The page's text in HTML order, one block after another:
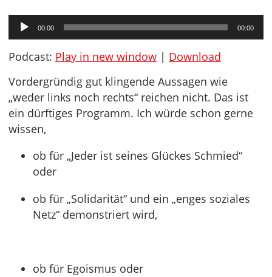
Audio-
Player
00:00 00:00
Podcast: Play in new window | Download
Vordergründig gut klingende Aussagen wie
„weder links noch rechts“ reichen nicht. Das ist
ein dürftiges Programm. Ich würde schon gerne
wissen,
ob für „Jeder ist seines Glückes Schmied“
oder
ob für „Solidarität“ und ein „enges soziales
Netz“ demonstriert wird,
ob für Egoismus oder